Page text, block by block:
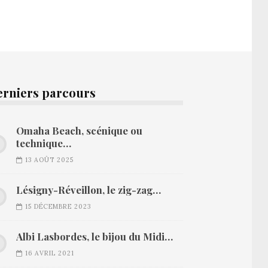
parcours
Omaha Beach, scénique ou
technique…
13 AOÛT 2025
Lésigny-Réveillon, le zig-zag…
15 DÉCEMBRE 2023
Albi Lasbordes, le bijou du Midi…
16 AVRIL 2021